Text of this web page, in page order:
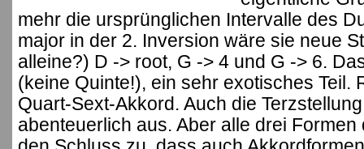
mehr die ursprünglichen Intervalle des
major in der 2. Inversion wäre sie neue
alleine?) D -> root, G -> 4 und G -> 6.
(keine Quinte!), ein sehr exotisches Teil.
Quart-Sext-Akkord. Auch die
abenteuerlich aus. Aber alle drei